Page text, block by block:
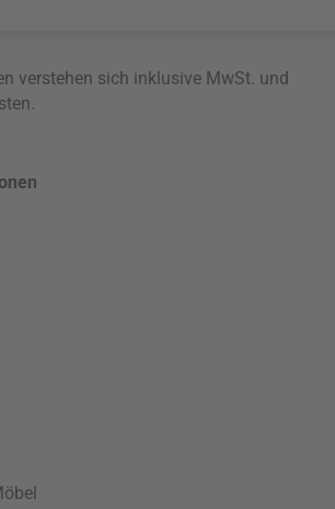
verstehen sich inklusive MwSt. und
.